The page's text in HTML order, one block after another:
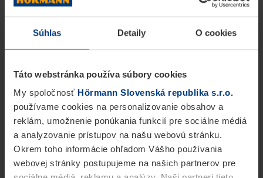
Súhlas Detaily O cookies
Táto webstránka používa súbory cookies
My spoločnosť Hörmann Slovenská republika s.r.o.
používame cookies na personalizovanie obsahov a
reklám, umožnenie ponúkania funkcií pre sociálne médiá
a analyzovanie prístupov na našu webovú stránku.
Okrem toho informácie ohľadom Vášho používania
webovej stránky postupujeme na našich partnerov pre